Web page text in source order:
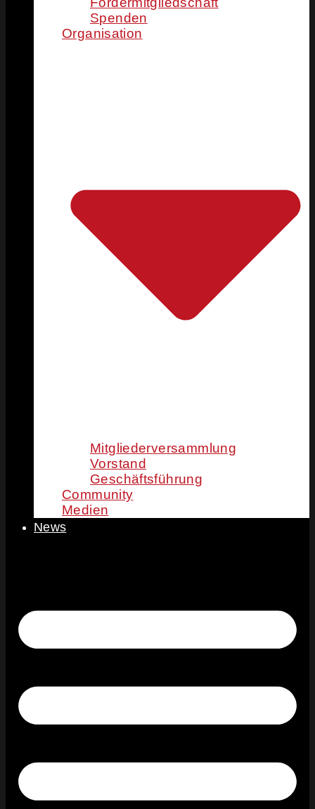
Spenden
Organisation
Mitgliederversammlung
Vorstand
Geschäftsführung
Community
Medien
News